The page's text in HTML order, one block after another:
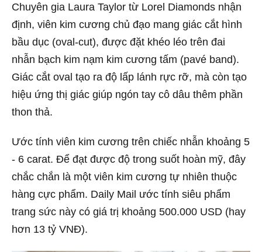
Chuyên gia Laura Taylor từ Lorel Diamonds nhận
định, viên kim cương chủ đạo mang giác cắt hình
bầu dục (oval-cut), được đặt khéo léo trên đai
nhẫn bạch kim nạm kim cương tấm (pavé band).
Giác cắt oval tạo ra độ lấp lánh rực rỡ, mà còn tạo
hiệu ứng thị giác giúp ngón tay cô dâu thêm phần
thon thả.
Ước tính viên kim cương trên chiếc nhẫn khoảng 5
- 6 carat. Để đạt được độ trong suốt hoàn mỹ, đây
chắc chắn là một viên kim cương tự nhiên thuộc
hàng cực phẩm. Daily Mail ước tính siêu phẩm
trang sức này có giá trị khoảng 500.000 USD (hay
hơn 13 tỷ VNĐ).